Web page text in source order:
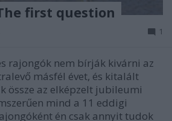
first question
1
rajongók nem bírják kivárni az
másfél évet, és kitalált
össze az elképzelt jubileumi
mind a 11 eddigi
én csak annyit tudok